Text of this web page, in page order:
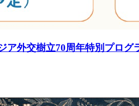
ア外交樹立70周年特別プロ